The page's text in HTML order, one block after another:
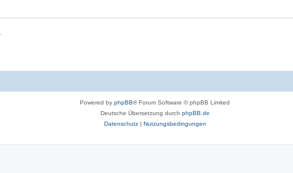
Powered by phpBB® Forum Software © phpBB Limited
Deutsche Übersetzung durch phpBB.de
Datenschutz| Nutzungsbedingungen